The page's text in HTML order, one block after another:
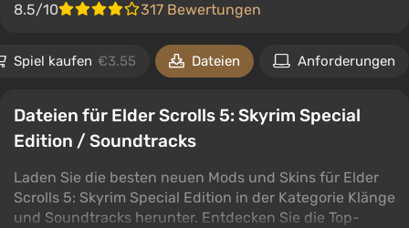
8.5/10
317 Bewertungen
Spiel kaufen €3.55 Dateien Anforderungen
Dateien für Elder Scrolls 5: Skyrim Special
Edition / Soundtracks
Laden Sie die besten neuen Mods und Skins für Elder
Scrolls 5: Skyrim Special Edition in der Kategorie Klänge
und Soundtracks herunter. Entdecken Sie die Top-